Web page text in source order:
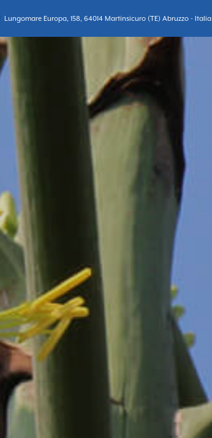
Lungomare Europa, 158, 64014 Martinsicuro (TE) Abruzzo - Italia